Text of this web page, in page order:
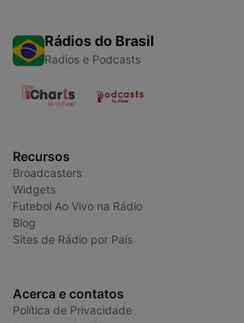
Rádios do Brasil
Radios e Podcasts
Recursos
Broadcasters
Widgets
Futebol Ao Vivo na Rádio
Blog
Sites de Rádio por País
Acerca e contatos
Política de Privacidade